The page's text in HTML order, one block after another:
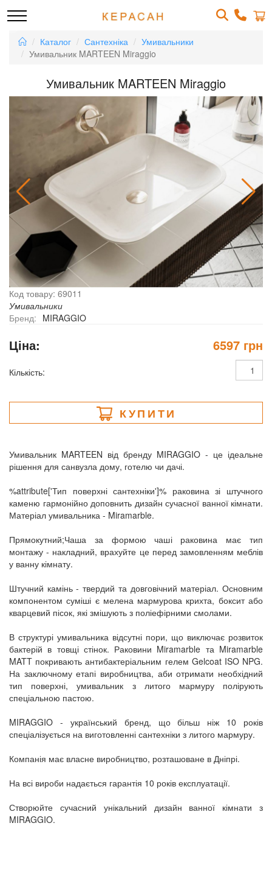
Каталог Сантехніка
Умивальники
Умивальник MARTEEN Miraggio
Умивальник MARTEEN Miraggio
Код товару: 69011
Умивальники
Бренд: MIRAGGIO
Ціна: 6597 грн
Кількість:
КУПИТИ
Умивальник MARTEEN від бренду MIRAGGIO - це ідеальне
рішення для санвузла дому, готелю чи дачі.
%attribute['Тип поверхні сантехніки']% раковина зі штучного
каменю гармонійно доповнить дизайн сучасної ванної кімнати.
Матеріал умивальника - Miramarble.
Прямокутний;Чаша за формою чаші раковина має тип
монтажу - накладний, врахуйте це перед замовленням меблів
у ванну кімнату.
Штучний камінь - твердий та довговічний матеріал. Основним
компонентом суміші є мелена мармурова крихта, боксит або
кварцевий пісок, які змішують з поліефірними смолами.
В структурі умивальника відсутні пори, що виключає розвиток
бактерій в товщі стінок. Раковини Miramarble та Miramarble
MATT покривають антибактеріальним гелем Gelcoat ISO NPG.
На заключному етапі виробництва, аби отримати необхідний
тип поверхні, умивальник з литого мармуру полірують
спеціальною пастою.
MIRAGGIO - український бренд, що більш ніж 10 років
спеціалізується на виготовленні сантехніки з литого мармуру.
Компанія має власне виробництво, розташоване в Дніпрі.
На всі вироби надається гарантія 10 років експлуатації.
Створюйте сучасний унікальний дизайн ванної кімнати з
MIRAGGIO.